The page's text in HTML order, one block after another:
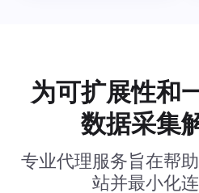
为可扩展性和
数据采集
专业代理服务旨在帮
站并最小化连